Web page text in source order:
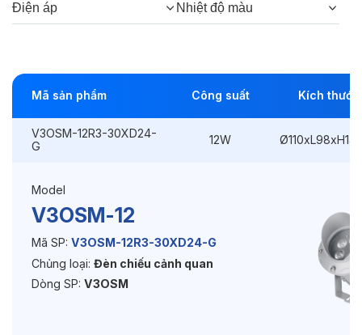
Kiểu lắp đặt:
Ghim / Cắm
Kích thước
Ø110xL98xH146mm
Điện áp:DC24V
Độ bền & tùy chọn mở rộng
Tuổi thọ:>30000h
Bảo hành:3 năm
Chức năng:DC24V
Điện áp Nhiệt độ màu
Mã sản phẩm Công suất Kích thước
V3OSM-12R3-30XD24-
G
12W
Model
V3OSM-12
Mã SP: V3OSM-12R3-30XD24-G
Chủng loại: Đèn chiếu cảnh quan
Dòng SP: V3OSM